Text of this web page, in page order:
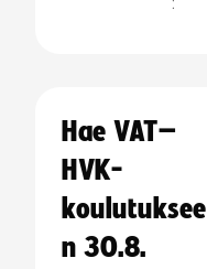
Hae VAT–
HVK-
koulutuksee
n 30.8.